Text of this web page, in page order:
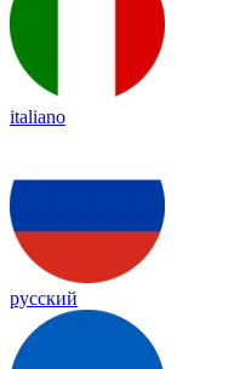
italiano
русский